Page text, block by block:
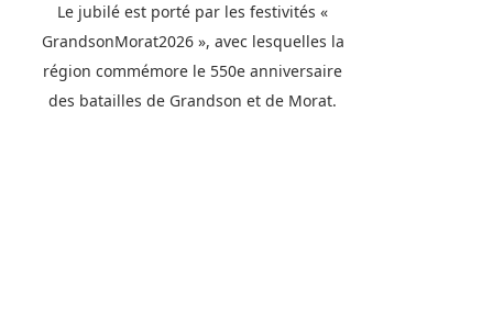
Le jubilé est porté par les festivités «
GrandsonMorat2026 », avec lesquelles la
région commémore le 550e anniversaire
des batailles de Grandson et de Morat.